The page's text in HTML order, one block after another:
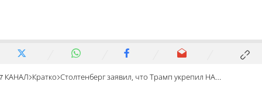
7 КАНАЛ Кратко Столтенберг заявил, что Трамп укрепил НАТО